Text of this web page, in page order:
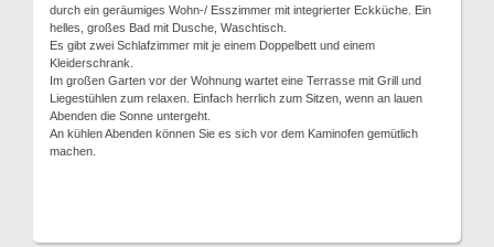
durch ein geräumiges Wohn-/ Esszimmer mit integrierter Eckküche. Ein
helles, großes Bad mit Dusche, Waschtisch.
Es gibt zwei Schlafzimmer mit je einem Doppelbett und einem
Kleiderschrank.
Im großen Garten vor der Wohnung wartet eine Terrasse mit Grill und
Liegestühlen zum relaxen. Einfach herrlich zum Sitzen, wenn an lauen
Abenden die Sonne untergeht.
An kühlen Abenden können Sie es sich vor dem Kaminofen gemütlich
machen.